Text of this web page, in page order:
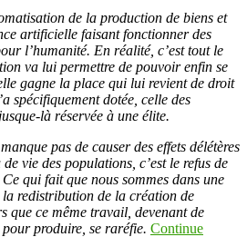
de la production de biens et
artificielle faisant fonctionner des
l’humanité. En réalité, c’est tout le
va lui permettre de pouvoir enfin se
gagne la place qui lui revient de droit
spécifiquement dotée, celle des
là réservée à une élite.
pas de causer des effets délétères
vie des populations, c’est le refus de
qui fait que nous sommes dans une
redistribution de la création de
que ce même travail, devenant de
produire, se raréfie. Continue